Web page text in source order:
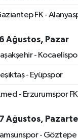
FK -
Ağustos, Pazar
-
- Eyüpspor
- Erzurumspor FK
Ağustos,
- Göztepe